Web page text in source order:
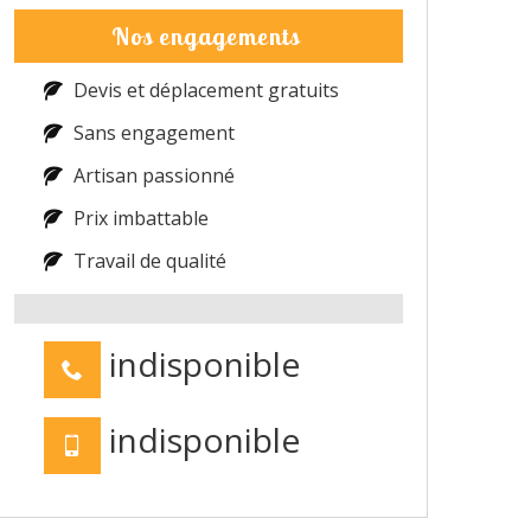
Nos engagements
Devis et déplacement gratuits
Sans engagement
Artisan passionné
Prix imbattable
Travail de qualité
indisponible
indisponible